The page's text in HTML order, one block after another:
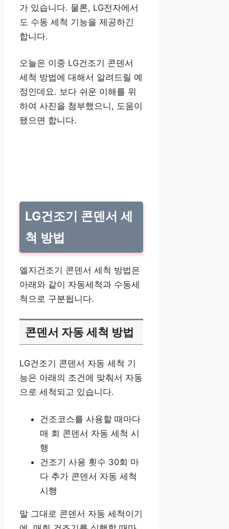
가 있습니다. 물론, LG전자에서
도 수동 세척 기능을 제공하긴
합니다.
오늘은 이중 LG건조기 콘덴서
세척 방법에 대해서 알려드릴 예
정인데요. 보다 쉬운 이해를 위
하여 사진을 첨부했으니, 도움이
됐으면 합니다.
LG건조기 콘덴서 세
척 방법
엘지건조기 콘덴서 세척 방법은
아래와 같이 자동세척과 수동세
척으로 구분됩니다.
콘덴서 자동 세척 방법
LG건조기 콘덴서 자동 세척 기
능은 아래의 조건에 맞춰서 자동
으로 세척되고 있습니다.
건조코스를 사용할 때마다
매 회 콘덴서 자동 세척 시
행
건조기 사용 횟수 30회 마
다 추가 콘덴서 자동 세척
시행
말 그대로 콘덴서 자동 세척이기